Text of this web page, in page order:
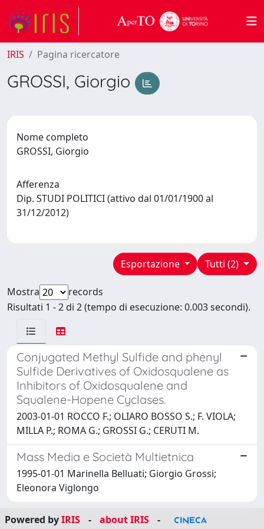
IRIS Pagina ricercatore
GROSSI, Giorgio
Nome completo
GROSSI, Giorgio
Afferenza
Dip. STUDI POLITICI (attivo dal 01/01/1900 al
31/12/2012)
Tutti (2)
Esportazione
Mostra
records
Risultati 1 - 2 di 2 (tempo di esecuzione: 0.003 secondi).
Conjugated Methyl Sulfide and phenyl
Sulfide Derivatives of Oxidosqualene as
Inhibitors of Oxidosqualene and
Squalene-Hopene Cyclases.
2003-01-01 ROCCO F.; OLIARO BOSSO S.; F. VIOLA;
MILLA P.; ROMA G.; GROSSI G.; CERUTI M.
Mass Media e Società Multietnica
1995-01-01 Marinella Belluati; Giorgio Grossi;
Eleonora Viglongo
Powered byIRIS - about IRIS
-